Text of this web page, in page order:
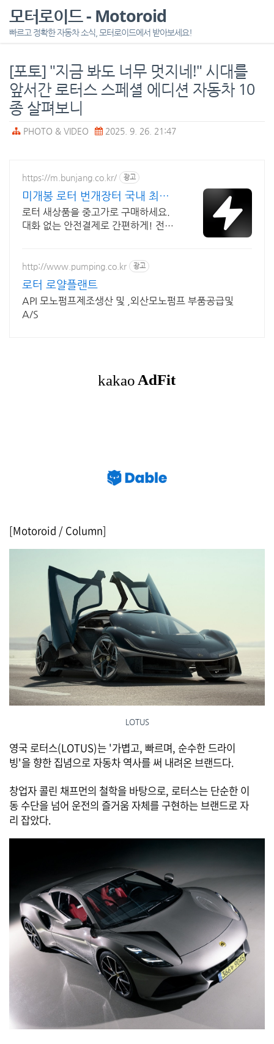
모터로이드 - Motoroid
빠르고 정확한 자동차 소식, 모터로이드에서 받아보세요!
[포토] "지금 봐도 너무 멋지네!" 시대를
앞서간 로터스 스페셜 에디션 자동차 10
종 살펴보니
PHOTO & VIDEO 2025. 9. 26. 21:47
https://m.bunjang.co.kr/ 광고
미개봉 로터 번개장터 국내 최대
브랜드 중고거래
로터 새상품을 중고가로 구매하세요.
대화 없는 안전결제로 간편하게! 전국
http://www.pumping.co.kr 광고
로터 로얄플랜트
API 모노펌프제조생산 및 ,외산모노펌프 부품공급및
A/S
[Motoroid / Column]
LOTUS
영국 로터스(LOTUS)는 '가볍고, 빠르며, 순수한 드라이
빙'을 향한 집념으로 자동차 역사를 써 내려온 브랜드다.
창업자 콜린 채프먼의 철학을 바탕으로, 로터스는 단순한 이
동 수단을 넘어 운전의 즐거움 자체를 구현하는 브랜드로 자
리 잡았다.